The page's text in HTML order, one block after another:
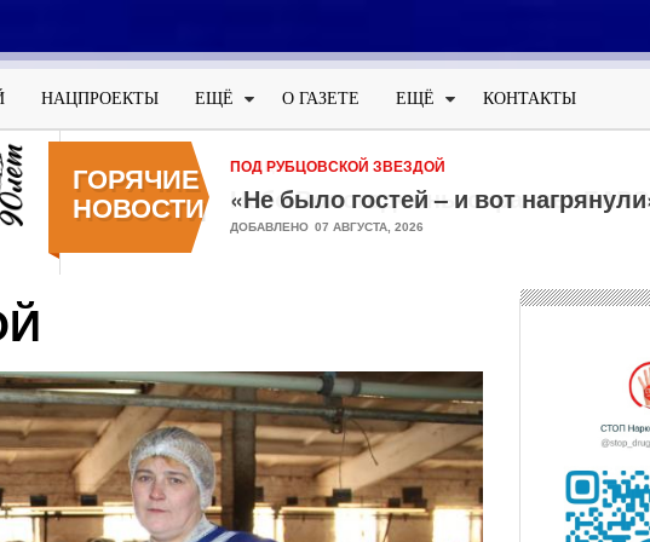
Меню
учётной
записи
пользователя
НАЦПРОЕКТЫ ЕЩЁ О ГАЗЕТЕ ЕЩЁ КОНТАКТЫ
ГОРЯЧИЕ
НОВОСТИ
ОФИЦИАЛЬНО
Небо Вологодчины охраняет БАРС
ДОБАВЛЕНО 05 АВГУСТА, 2026